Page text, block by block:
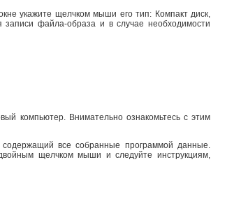
укажите щелчком мыши его тип: Компакт диск,
файла-образа и в случае необходимости
компьютер. Внимательно ознакомьтесь с этим
все собранные программой данные.
щелчком мыши и следуйте инструкциям,